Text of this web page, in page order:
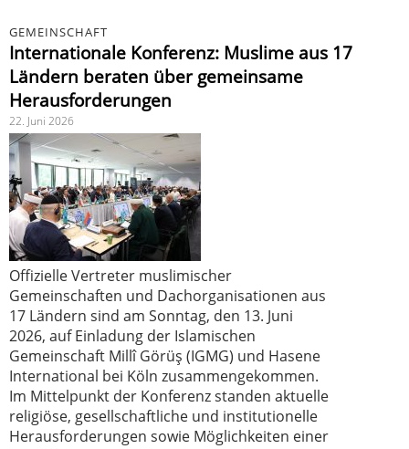
GEMEINSCHAFT
Internationale Konferenz: Muslime aus 17
Ländern beraten über gemeinsame
Herausforderungen
22. Juni 2026
Offizielle Vertreter muslimischer
Gemeinschaften und Dachorganisationen aus
17 Ländern sind am Sonntag, den 13. Juni
2026, auf Einladung der Islamischen
Gemeinschaft Millî Görüş (IGMG) und Hasene
International bei Köln zusammengekommen.
Im Mittelpunkt der Konferenz standen aktuelle
religiöse, gesellschaftliche und institutionelle
Herausforderungen sowie Möglichkeiten einer